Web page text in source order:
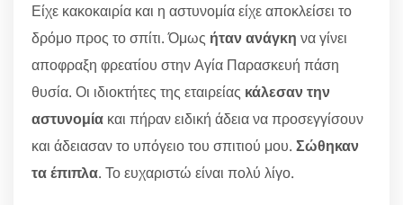
Είχε κακοκαιρία και η αστυνομία είχε αποκλείσει το
δρόμο προς το σπίτι. Όμως ήταν ανάγκη να γίνει
αποφραξη φρεατίου στην Αγία Παρασκευή πάση
θυσία. Οι ιδιοκτήτες της εταιρείας κάλεσαν την
αστυνομία και πήραν ειδική άδεια να προσεγγίσουν
και άδειασαν το υπόγειο του σπιτιού μου. Σώθηκαν
τα έπιπλα. Το ευχαριστώ είναι πολύ λίγο.